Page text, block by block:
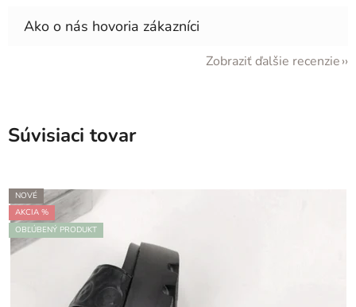
Zobraziť ďalšie recenzie
Súvisiaci tovar
NOVÉ
AKCIA %
OBĽÚBENÝ PRODUKT